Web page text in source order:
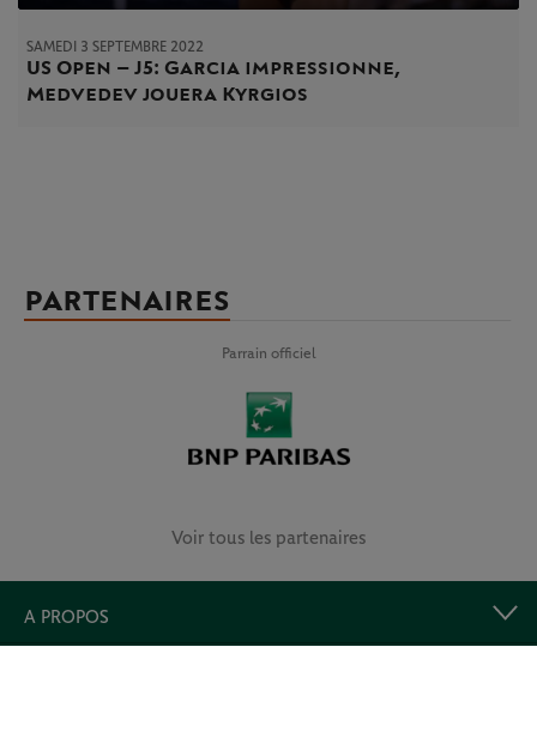
SAMEDI 3 SEPTEMBRE 2022
US Open – J5 : Garcia impressionne,
Medvedev jouera Kyrgios
PARTENAIRES
Parrain officiel
Voir tous les partenaires
A PROPOS